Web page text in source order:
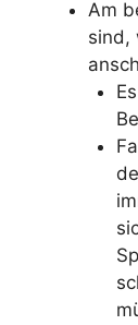
Am
sind,